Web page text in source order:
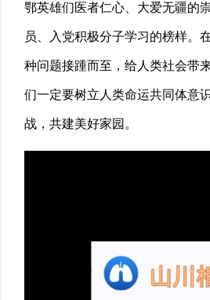
鄂英雄们医者仁心、大爱无疆的
员、入党积极分子学习的榜样。
种问题接踵而至，给人类社会带
们一定要树立人类命运共同体意
战，共建美好家园。